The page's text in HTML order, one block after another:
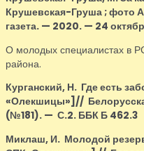
Крушевская-Груша ; фото
газета. — 2020. — 24
О молодых специалистах в
района.
Курганский, Н. Где есть
«Олекшицы»] //
(№181). — С.2. ББК Б 462.3
Миклаш, И. Молодой